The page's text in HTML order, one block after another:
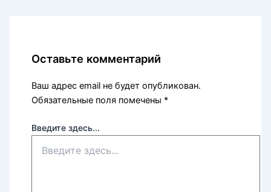
Оставьте комментарий
Ваш адрес email не будет опубликован.
Обязательные поля помечены *
Введите здесь...